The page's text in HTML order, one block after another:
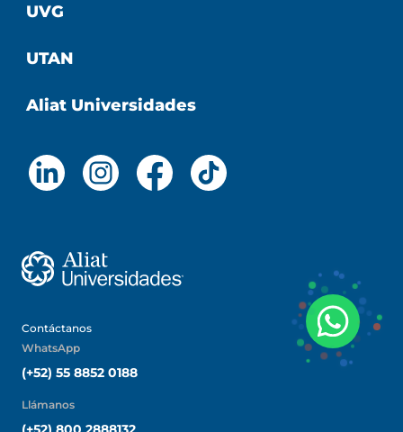
UVG
UTAN
Aliat Universidades
Contáctanos
WhatsApp
(+52) 55 8852 0188
Llámanos